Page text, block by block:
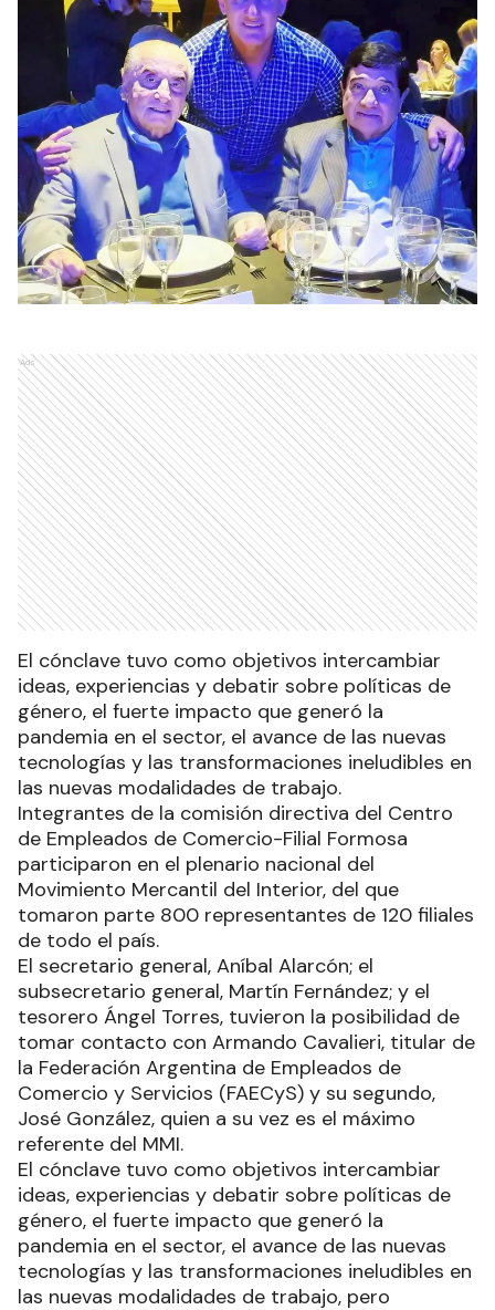
Ads
El cónclave tuvo como objetivos intercambiar
ideas, experiencias y debatir sobre políticas de
género, el fuerte impacto que generó la
pandemia en el sector, el avance de las nuevas
tecnologías y las transformaciones ineludibles en
las nuevas modalidades de trabajo.
Integrantes de la comisión directiva del Centro
de Empleados de Comercio-Filial Formosa
participaron en el plenario nacional del
Movimiento Mercantil del Interior, del que
tomaron parte 800 representantes de 120 filiales
de todo el país.
El secretario general, Aníbal Alarcón; el
subsecretario general, Martín Fernández; y el
tesorero Ángel Torres, tuvieron la posibilidad de
tomar contacto con Armando Cavalieri, titular de
la Federación Argentina de Empleados de
Comercio y Servicios (FAECyS) y su segundo,
José González, quien a su vez es el máximo
referente del MMI.
El cónclave tuvo como objetivos intercambiar
ideas, experiencias y debatir sobre políticas de
género, el fuerte impacto que generó la
pandemia en el sector, el avance de las nuevas
tecnologías y las transformaciones ineludibles en
las nuevas modalidades de trabajo, pero